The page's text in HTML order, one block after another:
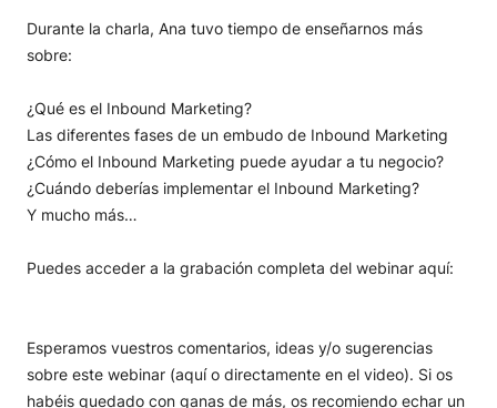
Durante la charla, Ana tuvo tiempo de enseñarnos más
sobre:
¿Qué es el Inbound Marketing?
Las diferentes fases de un embudo de Inbound Marketing
¿Cómo el Inbound Marketing puede ayudar a tu negocio?
¿Cuándo deberías implementar el Inbound Marketing?
Y mucho más…
Puedes acceder a la grabación completa del webinar aquí:
Esperamos vuestros comentarios, ideas y/o sugerencias
sobre este webinar (aquí o directamente en el video). Si os
habéis quedado con ganas de más, os recomiendo echar un